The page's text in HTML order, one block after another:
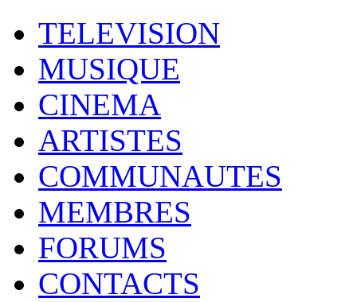
TELEVISION
MUSIQUE
CINEMA
ARTISTES
COMMUNAUTES
MEMBRES
FORUMS
CONTACTS